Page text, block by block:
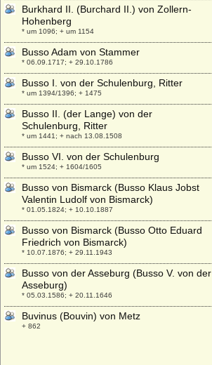
Burkhard II. (Burchard II.) von Zollern-
Hohenberg
* um 1096; + um 1154
Busso Adam von Stammer
* 06.09.1717; + 29.10.1786
Busso I. von der Schulenburg, Ritter
* um 1394/1396; + 1475
Busso II. (der Lange) von der
Schulenburg, Ritter
* um 1441; + nach 13.08.1508
Busso VI. von der Schulenburg
* um 1524; + 1604/1605
Busso von Bismarck (Busso Klaus Jobst
Valentin Ludolf von Bismarck)
* 01.05.1824; + 10.10.1887
Busso von Bismarck (Busso Otto Eduard
Friedrich von Bismarck)
* 10.07.1876; + 29.11.1943
Busso von der Asseburg (Busso V. von der
Asseburg)
* 05.03.1586; + 20.11.1646
Buvinus (Bouvin) von Metz
+ 862